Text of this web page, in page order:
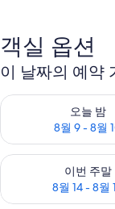
객실 옵션
이 날짜의 예약
오늘 밤
8월 9 - 8월
오늘 밤 예약 가능
이번 주말
8월 14 - 8월
이번 주말 예약 가능